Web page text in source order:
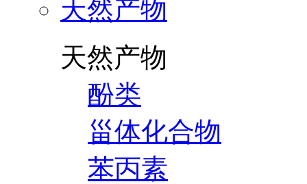
天然产物
天然产物
酚类
甾体化合物
苯丙素